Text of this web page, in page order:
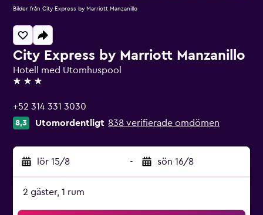
City Express by Marriott Manzanillo
Hotell med Utomhuspool
3 stjärnor
+52 314 331 3030
8,3 Utomordentligt 838 verifierade omdömen
lör 15/8 - sön 16/8
2 gäster, 1 rum
Bilder från City Express by Marriott Manzanillo